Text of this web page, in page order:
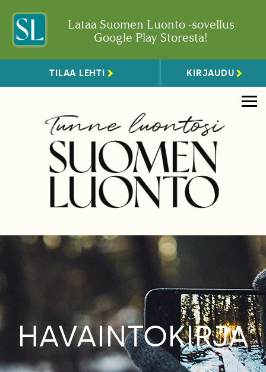
Lataa Suomen Luonto -sovellus
Google Play Storesta!
TILAA LEHTI KIRJAUDU
HAVAINTOKIRJA